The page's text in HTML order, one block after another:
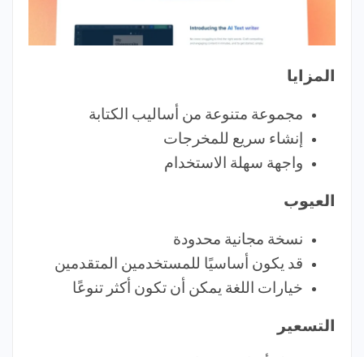
المزايا
مجموعة متنوعة من أساليب الكتابة
إنشاء سريع للمخرجات
واجهة سهلة الاستخدام
العيوب
نسخة مجانية محدودة
قد يكون أساسيًا للمستخدمين المتقدمين
خيارات اللغة يمكن أن تكون أكثر تنوعًا
التسعير